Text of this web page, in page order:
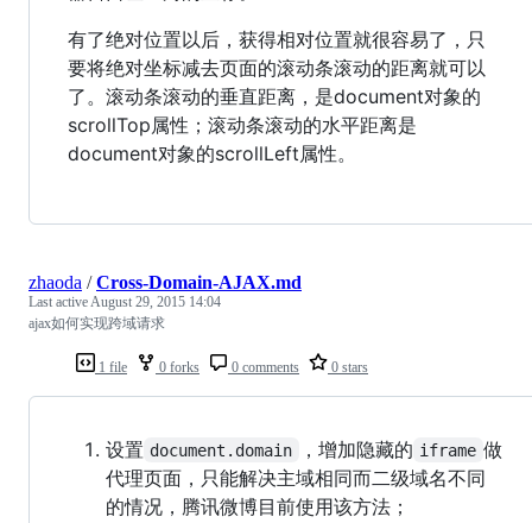
有了绝对位置以后，获得相对位置就很容易了，只
要将绝对坐标减去页面的滚动条滚动的距离就可以
了。滚动条滚动的垂直距离，是document对象的
scrollTop属性；滚动条滚动的水平距离是
document对象的scrollLeft属性。
1 file 0 forks 0 comments 0 stars
zhaoda /Cross-Domain-AJAX.md
Last active August 29, 2015 14:04
ajax如何实现跨域请求
设置 document.domain ，增加隐藏的 iframe 做
代理页面，只能解决主域相同而二级域名不同
的情况，腾讯微博目前使用该方法；